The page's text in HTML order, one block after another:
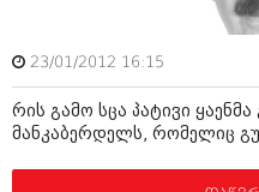
სექტემბერი 2016
აგვისტო 2016 (258)
ივლისი 2016 (211)
ივნისი 2016 (221)
მაისი 2016 (261)
აპრილი 2016 (215)
23/01/2012 16:15
რის გამო სცა პატივი
მანკაბერდელს, რომელიც